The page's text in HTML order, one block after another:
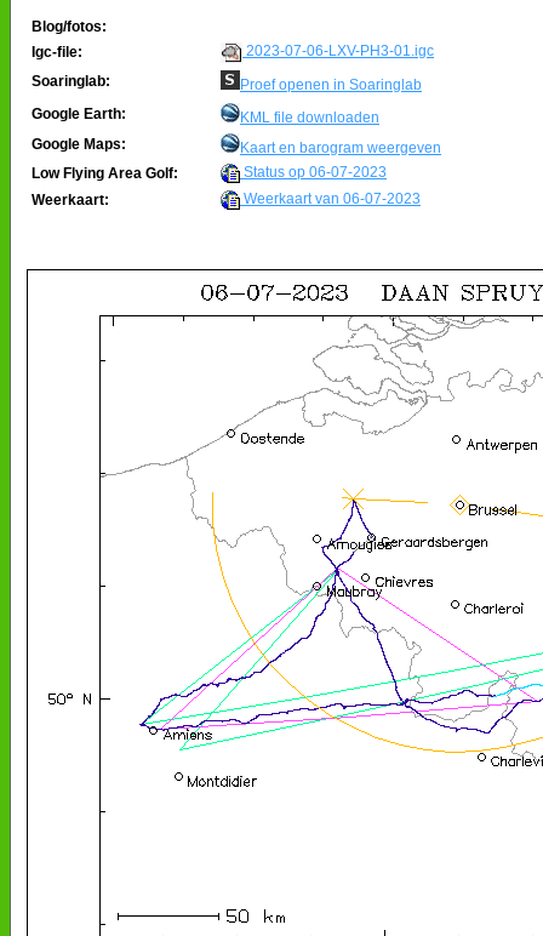
Blog/fotos:
Igc-file:
2023-07-06-LXV-PH3-01.igc
Soaringlab:
Proef openen in Soaringlab
Google Earth:
KML file downloaden
Google Maps:
Kaart en barogram weergeven
Low Flying Area Golf:
Status op 06-07-2023
Weerkaart:
Weerkaart van 06-07-2023